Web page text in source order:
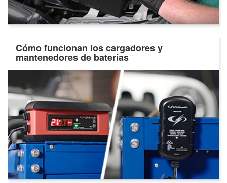
Cómo funcionan los cargadores y
mantenedores de baterías